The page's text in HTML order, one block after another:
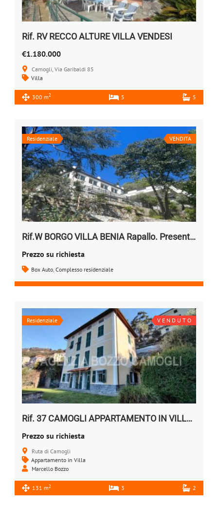
Rif. RV RECCO ALTURE VILLA VENDESI
€1.180.000
Camogli, Via Garibaldi 85
Villa
300 m2 5 5
Residenziale VENDITA
Rif.W BORGO VILLA BENIA Rapallo. Presentazione
Prezzo su richiesta
Box Auto Complesso residenziale
Residenziale V E N D U T O
Rif. 37 CAMOGLI APPARTAMENTO IN VILLA Vendesi
Prezzo su richiesta
Ruta di Camogli
Appartamento in Villa
Marcello Bozzo
131 m2 3 2